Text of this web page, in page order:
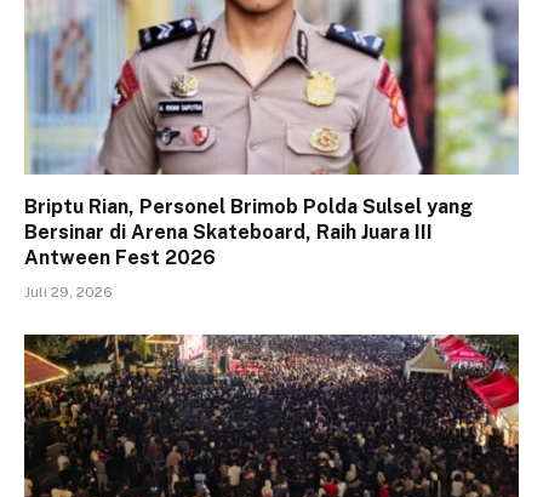
Briptu Rian, Personel Brimob Polda Sulsel yang
Bersinar di Arena Skateboard, Raih Juara III
Antween Fest 2026
Juli 29, 2026